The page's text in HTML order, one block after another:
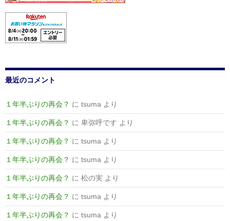
ー
シ
ン
最近のコメント
１年半ぶりの再会？ に tsuma より
１年半ぶりの再会？ に 卑弥呼です より
１年半ぶりの再会？ に tsuma より
１年半ぶりの再会？ に tsuma より
１年半ぶりの再会？ に 松の実 より
１年半ぶりの再会？ に tsuma より
１年半ぶりの再会？ に tsuma より